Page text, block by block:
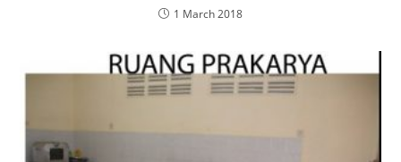
1 March 2018